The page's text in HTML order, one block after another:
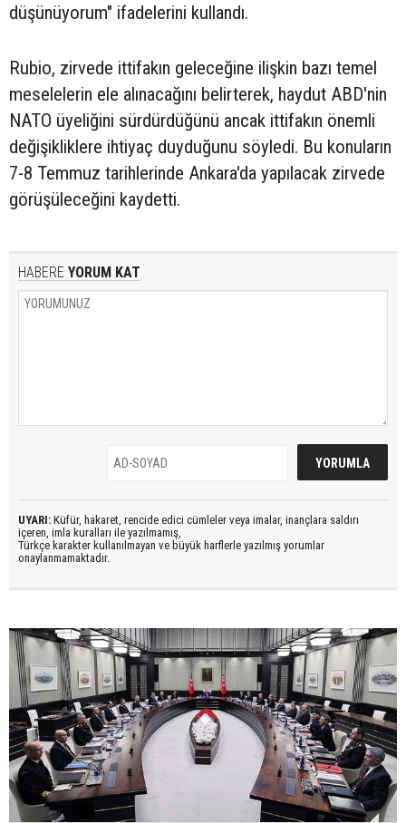
düşünüyorum" ifadelerini kullandı.
Rubio, zirvede ittifakın geleceğine ilişkin bazı temel
meselelerin ele alınacağını belirterek, haydut ABD'nin
NATO üyeliğini sürdürdüğünü ancak ittifakın önemli
değişikliklere ihtiyaç duyduğunu söyledi. Bu konuların
7-8 Temmuz tarihlerinde Ankara'da yapılacak zirvede
görüşüleceğini kaydetti.
HABERE YORUM KAT
UYARI: Küfür, hakaret, rencide edici cümleler veya imalar, inançlara saldırı
içeren, imla kuralları ile yazılmamış,
Türkçe karakter kullanılmayan ve büyük harflerle yazılmış yorumlar
onaylanmamaktadır.